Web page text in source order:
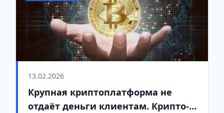
13.02.2026
Крупная криптоплатформа не
отдаёт деньги клиентам. Крипто-